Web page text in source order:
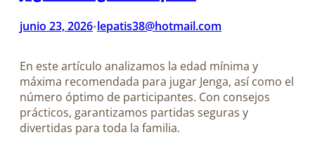
junio 23, 2026•lepatis38@hotmail.com
En este artículo analizamos la edad mínima y
máxima recomendada para jugar Jenga, así como el
número óptimo de participantes. Con consejos
prácticos, garantizamos partidas seguras y
divertidas para toda la familia.